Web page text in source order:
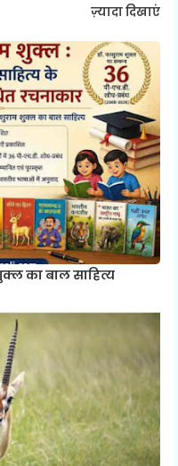
ज़्यादा दिखाएं
का बाल साहित्य